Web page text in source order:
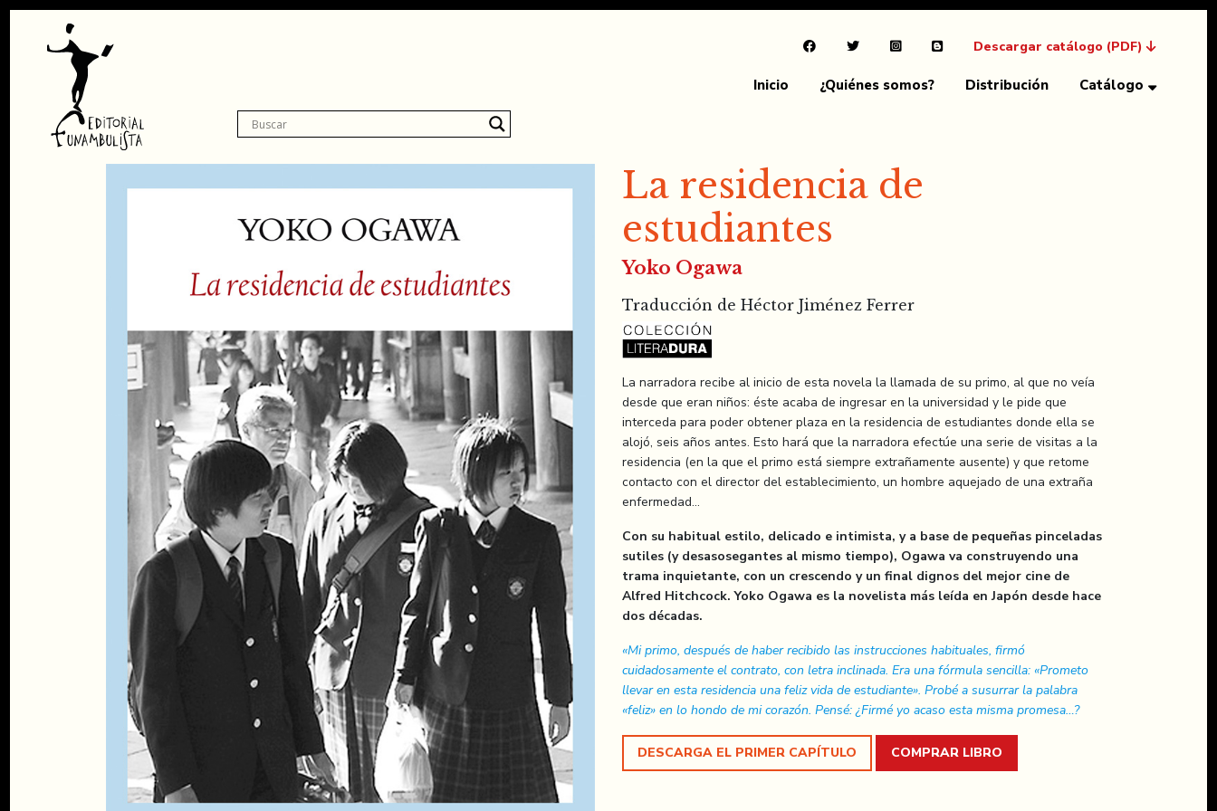
Descargar catálogo (PDF)
Inicio ¿Quiénes somos? Distribución Catálogo
La residencia de
estudiantes
Yoko Ogawa
Traducción de Héctor Jiménez Ferrer
La narradora recibe al inicio de esta novela la llamada de su primo, al que no veía
desde que eran niños: éste acaba de ingresar en la universidad y le pide que
interceda para poder obtener plaza en la residencia de estudiantes donde ella se
alojó, seis años antes. Esto hará que la narradora efectúe una serie de visitas a la
residencia (en la que el primo está siempre extrañamente ausente) y que retome
contacto con el director del establecimiento, un hombre aquejado de una extraña
enfermedad…
Con su habitual estilo, delicado e intimista, y a base de pequeñas pinceladas
sutiles (y desasosegantes al mismo tiempo), Ogawa va construyendo una
trama inquietante, con un crescendo y un final dignos del mejor cine de
Alfred Hitchcock. Yoko Ogawa es la novelista más leída en Japón desde hace
dos décadas.
«Mi primo, después de haber recibido las instrucciones habituales, firmó
cuidadosamente el contrato, con letra inclinada. Era una fórmula sencilla: «Prometo
llevar en esta residencia una feliz vida de estudiante». Probé a susurrar la palabra
«feliz» en lo hondo de mi corazón. Pensé: ¿Firmé yo acaso esta misma promesa…?
DESCARGA EL PRIMER CAPÍTULO COMPRAR LIBRO